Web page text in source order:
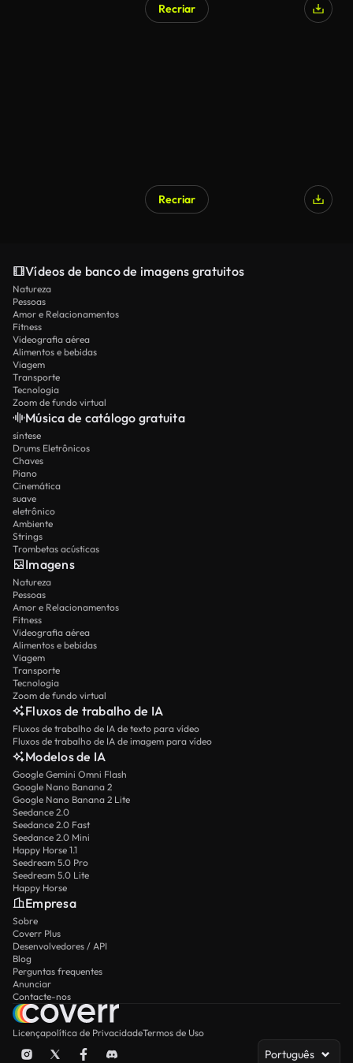
Recriar
Recriar
Vídeos de banco de imagens gratuitos
Natureza
Pessoas
Amor e Relacionamentos
Fitness
Videografia aérea
Alimentos e bebidas
Viagem
Transporte
Tecnologia
Zoom de fundo virtual
Música de catálogo gratuita
síntese
Drums Eletrônicos
Chaves
Piano
Cinemática
suave
eletrônico
Ambiente
Strings
Trombetas acústicas
Imagens
Natureza
Pessoas
Amor e Relacionamentos
Fitness
Videografia aérea
Alimentos e bebidas
Viagem
Transporte
Tecnologia
Zoom de fundo virtual
Fluxos de trabalho de IA
Fluxos de trabalho de IA de texto para vídeo
Fluxos de trabalho de IA de imagem para vídeo
Modelos de IA
Google Gemini Omni Flash
Google Nano Banana 2
Google Nano Banana 2 Lite
Seedance 2.0
Seedance 2.0 Fast
Seedance 2.0 Mini
Happy Horse 1.1
Seedream 5.0 Pro
Seedream 5.0 Lite
Happy Horse
Empresa
Sobre
Coverr Plus
Desenvolvedores / API
Blog
Perguntas frequentes
Anunciar
Contacte-nos
Licençapolítica de PrivacidadeTermos de Uso
Português